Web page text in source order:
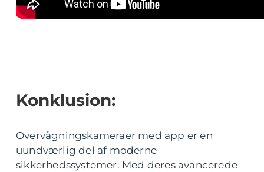
Konklusion:
Overvågningskameraer med app er en
uundværlig del af moderne
sikkerhedssystemer. Med deres avancerede